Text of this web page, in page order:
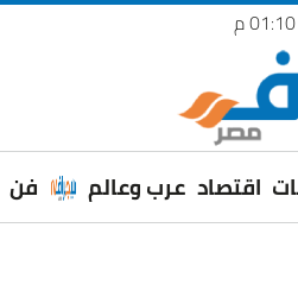
01:10 م
اقتصاد عرب وعالم فن